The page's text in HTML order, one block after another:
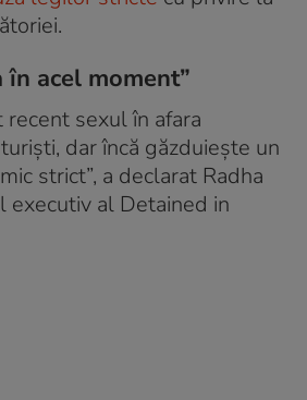
în acel moment”
recent sexul în afara
dar încă găzduiește un
strict”, a declarat Radha
executiv al Detained in